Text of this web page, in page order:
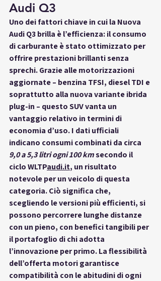
Audi Q3
Uno dei fattori chiave in cui la Nuova
Audi Q3 brilla è l’efficienza: il consumo
di carburante è stato ottimizzato per
offrire prestazioni brillanti senza
sprechi. Grazie alle motorizzazioni
aggiornate – benzina TFSI, diesel TDI e
soprattutto alla nuova variante ibrida
plug-in – questo SUV vanta un
vantaggio relativo in termini di
economia d’uso. I dati ufficiali
indicano consumi combinati da circa
9,0 a 5,3 litri ogni 100 km secondo il
ciclo WLTPaudi.it, un risultato
notevole per un veicolo di questa
categoria. Ciò significa che,
scegliendo le versioni più efficienti, si
possono percorrere lunghe distanze
con un pieno, con benefici tangibili per
il portafoglio di chi adotta
l’innovazione per primo. La flessibilità
dell’offerta motori garantisce
compatibilità con le abitudini di ogni